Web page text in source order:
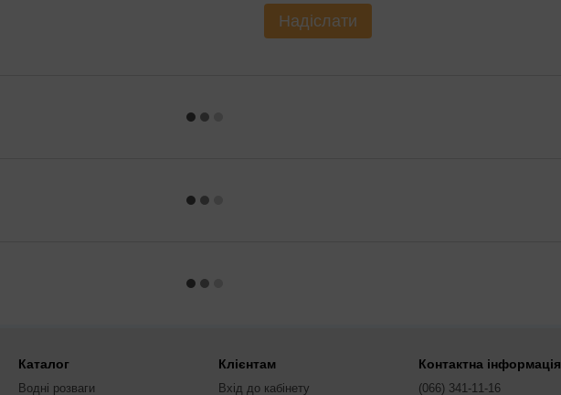
Надіслати
Каталог
Водні розваги
Клієнтам
Вхід до кабінету
Контактна інформація
(066) 341-11-16